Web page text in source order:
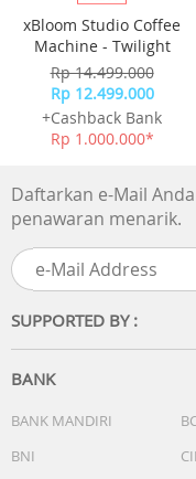
xBloom Studio Coffee
Machine - Twilight
Rp 14.499.000
Rp 12.499.000
+Cashback Bank
Rp 1.000.000*
Daftarkan e-Mail
penawaran menarik.
SUPPORTED BY :
BANK
BANK MANDIRI
BNI